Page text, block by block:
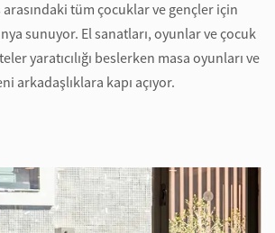
tüm çocuklar ve gençler için
sunuyor. El sanatları, oyunlar ve çocuk
yaratıcılığı beslerken masa oyunları ve
arkadaşlıklara kapı açıyor.